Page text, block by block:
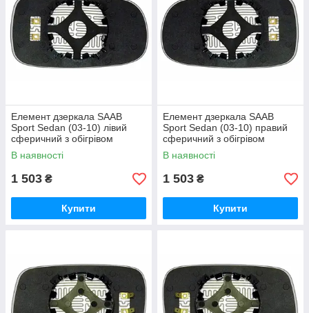
Елемент дзеркала SAAB
Sport Sedan (03-10) лівий
сферичний з обігрівом
В наявності
1 503 ₴
Купити
Елемент дзеркала SAAB
Sport Sedan (03-10) правий
сферичний з обігрівом
В наявності
1 503 ₴
Купити